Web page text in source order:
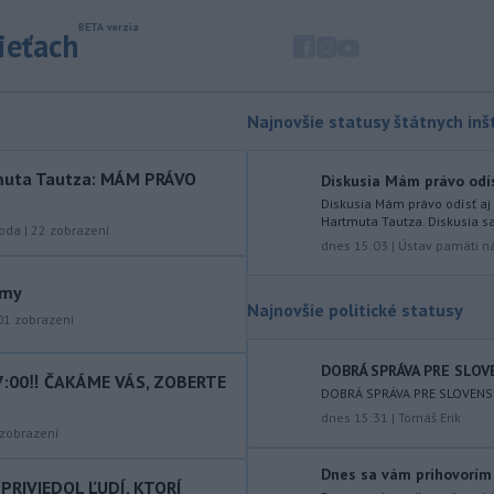
ktorýminulý rok autom vrazil do davu
ľudí v Mníchove a zabil dvojročné
Severná Kórea vo štvrtok
odpálila najmenej jeden
neidentifikovanýprojektil smerom k
únie chce zachovať suverénnu
kontrolu nad všetkým rybolovom.
funkcii hodnotí pôsobenie
prezidenta Karola Nawrockého
Tautza: MÁM PRÁVO
| 22 zobrazení
zobrazení
ČAKÁME VÁS, ZOBERTE
zobrazení
ĽUDÍ, KTORÍ
Najnovšie statusy štátnych
Diskusia Mám právo
Diskusia Mám právo odísť
Hartmuta Tautza. Diskusia
dnes 15:03 | Ústav pamäti
Najnovšie politické statusy
DOBRÁ SPRÁVA PRE
DOBRÁ SPRÁVA PRE
dnes 15:31 | Tomáš Erik
Dnes sa vám